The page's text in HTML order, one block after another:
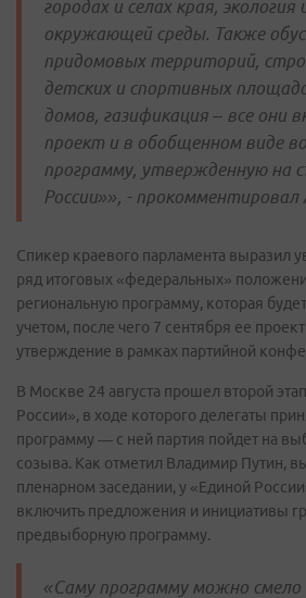
городах и селах края, экология
окружающей среды. Также
придомовых территорий,
детских и спортивных
домов, газификация – все они
проект и в обобщенном виде
программу, утвержденную на
России»», - прокомментировал
Спикер краевого парламента выразил
ряд итоговых «федеральных»
региональную программу, которая
учетом, после чего 7 сентября ее
утверждение в рамках партийной
В Москве 24 августа прошел второй
России», в ходе которого делегаты
программу — с ней партия пойдет на
созыва. Как отметил Владимир Путин,
пленарном заседании, у «Единой
включить предложения и инициативы
предвыборную программу.
«Саму программу можно смело